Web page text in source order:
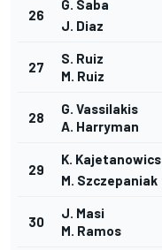
26
G. Saba
J. Diaz
27
S. Ruiz
M. Ruiz
28
G. Vassilakis
A. Harryman
29
K. Kajetanowics
M. Szczepaniak
30
J. Masi
M. Ramos